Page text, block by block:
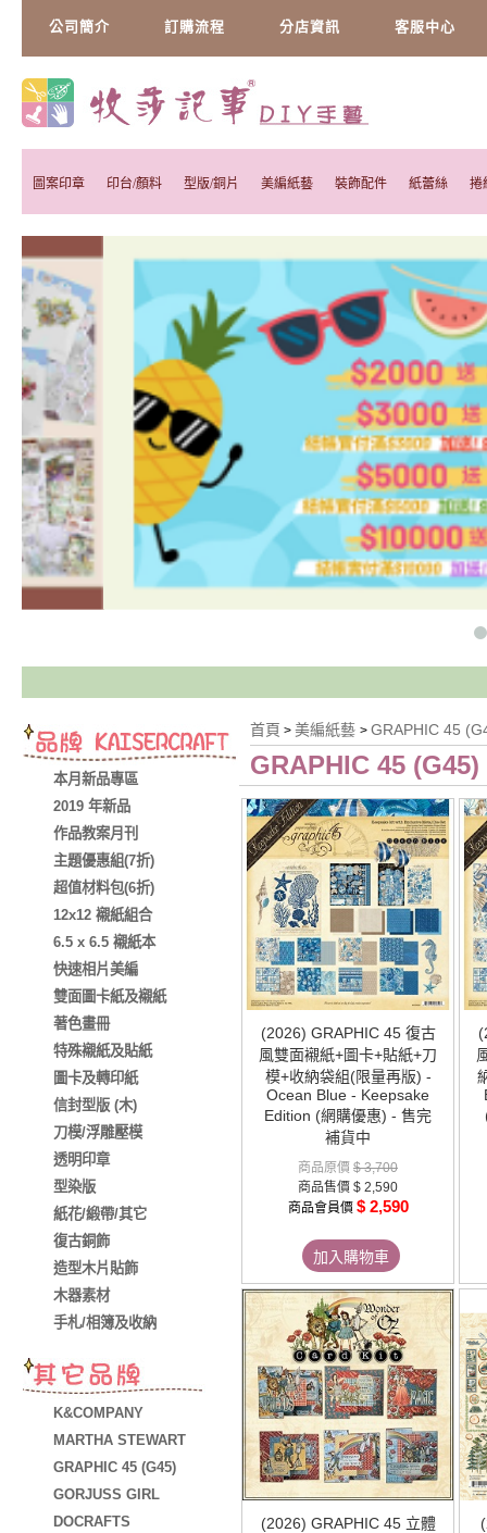
公司簡介 訂購流程 分店資訊 客服中心
圖案印章 印台/顏料 型版/銅片 美編紙藝 裝飾配件 紙蕾絲 捲
本月新品專區
2019 年新品
作品教案月刊
主題優惠組(7折)
超值材料包(6折)
12x12 襯紙組合
6.5 x 6.5 襯紙本
快速相片美編
雙面圖卡紙及襯紙
著色畫冊
特殊襯紙及貼紙
圖卡及轉印紙
信封型版 (木)
刀模/浮雕壓模
透明印章
型染版
紙花/緞帶/其它
復古銅飾
造型木片貼飾
木器素材
手札/相簿及收納
K&COMPANY
MARTHA STEWART
GRAPHIC 45 (G45)
GORJUSS GIRL
DOCRAFTS
首頁 > 美編紙藝 > GRAPHIC 45
GRAPHIC 45 (G45)
(2026) GRAPHIC 45 復古
風雙面襯紙+圖卡+貼紙+刀
模+收納袋組(限量再版) -
Ocean Blue - Keepsake
Edition (網購優惠) - 售完
補貨中
商品原價 $ 3,700
商品售價 $ 2,590
商品會員價 $ 2,590
加入購物車
(2026) GRAPHIC 45 立體